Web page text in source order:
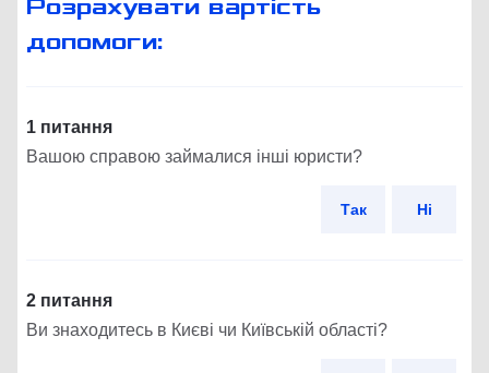
Розрахувати вартість
допомоги:
1 питання
Вашою справою займалися інші юристи?
Так Ні
2 питання
Ви знаходитесь в Києві чи Київській області?